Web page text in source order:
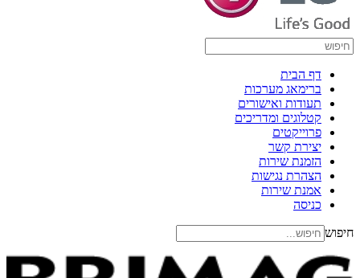
דף הבית
ברימאג מערכות
תעודות ואישורים
קטלוגים ומדריכים
פרוייקטים
יצירת קשר
הזמנת שירות
הצהרת נגישות
אמנת שירות
כניסה
חיפוש